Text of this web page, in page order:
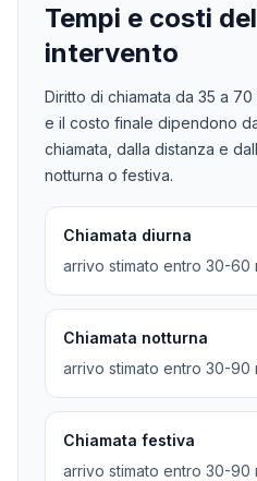
Tempi e costi
intervento
Diritto di chiamata da 35 a 70
e il costo finale dipendono
chiamata, dalla distanza e
notturna o festiva.
Chiamata diurna
arrivo stimato entro 30-60
Chiamata notturna
arrivo stimato entro 30-90
Chiamata festiva
arrivo stimato entro 30-90